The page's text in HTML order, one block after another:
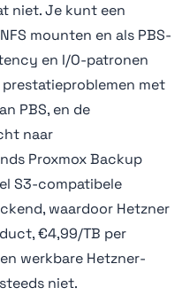
niet. Je kunt een
mounten en als PBS-
en I/O-patronen
met
PBS, en de
naar
Proxmox Backup
S3-compatibele
waardoor Hetzner
€4,99/TB per
werkbare Hetzner-
niet.